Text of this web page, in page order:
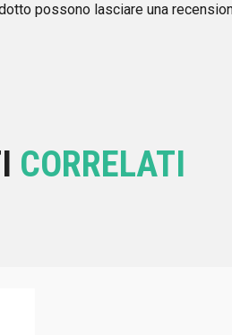
possono lasciare una
CORRELATI